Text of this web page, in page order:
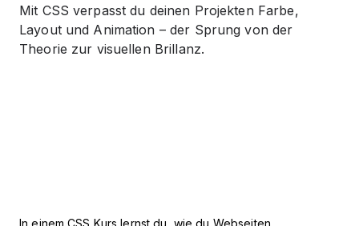
Mit CSS verpasst du deinen Projekten Farbe,
Layout und Animation – der Sprung von der
Theorie zur visuellen Brillanz.
In einem CSS Kurs lernst du, wie du Webseiten